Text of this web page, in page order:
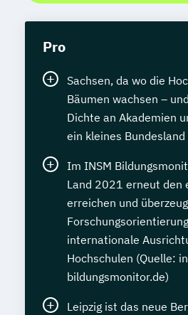
Pro
Sachsen, da wo die
Bäumen wachsen –
Dichte an Akademien
ein kleines
Im INSM
Land 2021 erneut den
erreichen und
internationale
Hochschulen (Quelle:
bildungsmonitor.de)
Leipzig ist das neue